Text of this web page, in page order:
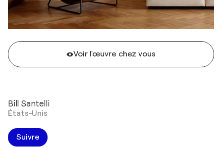
Voir l'œuvre chez vous
Bill Santelli
États-Unis
Suivre